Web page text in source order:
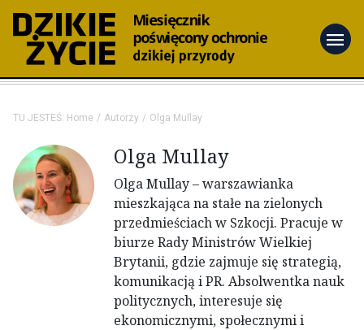
menu
TU JESTEŚ: Home Autorzy Olga Mullay
Olga Mullay
Olga Mullay– warszawianka
mieszkająca na stałe na zielonych
przedmieściach w Szkocji. Pracuje w
biurze Rady Ministrów Wielkiej
Brytanii, gdzie zajmuje się strategią,
komunikacją i PR. Absolwentka nauk
politycznych, interesuje się
ekonomicznymi, społecznymi i